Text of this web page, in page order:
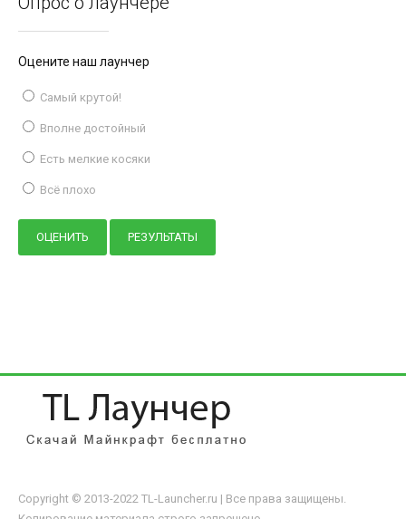
Оцените наш лаунчер
Самый крутой!
Вполне достойный
Есть мелкие косяки
Всё плохо
Copyright © 2013-2022 TL-Launcher.ru | Все права защищены.